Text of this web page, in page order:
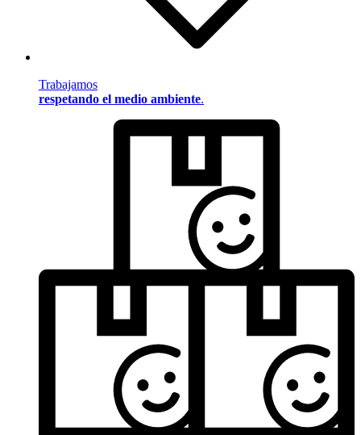
Trabajamos
respetando el medio ambiente.